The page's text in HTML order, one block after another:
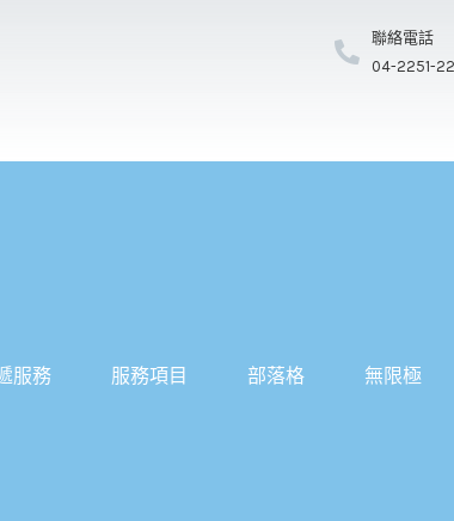
聯絡電話
04-2251-
服務 服務項目 部落格 無限極